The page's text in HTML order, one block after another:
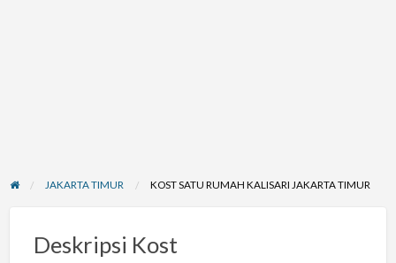
JAKARTA TIMUR KOST SATU RUMAH KALISARI JAKARTA TIMUR
Deskripsi Kost